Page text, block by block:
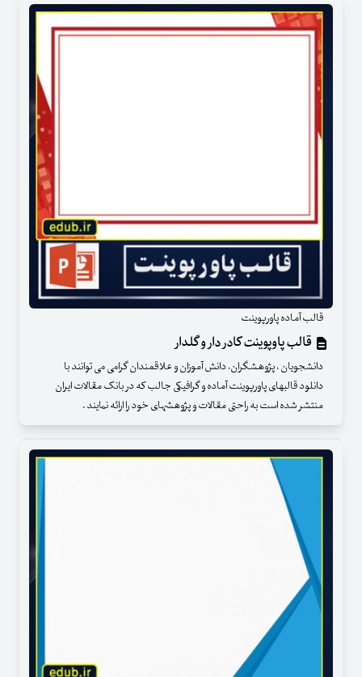
قالب آماده پاورپوینت
قالب پاوپوینت کادر دار و گلدار
دانشجویان ، پژوهشگران، دانش آموزان و علاقمندان گرامی می توانند با
دانلود قالبهای پاورپوینت آماده و گرافیکی جالب که در بانک مقالات ایران
منتشر شده است به راحتی مقالات و پژوهشهای خود را ارائه نمایند .